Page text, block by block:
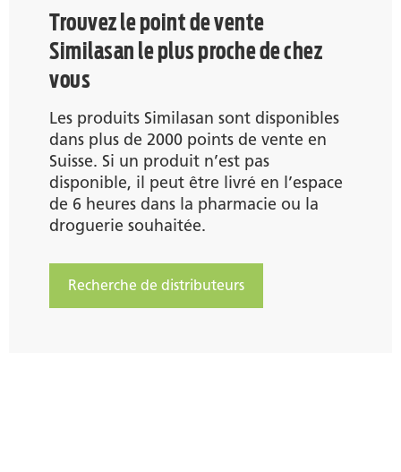
Trouvez le point de vente
Similasan le plus proche de chez
vous
Les produits Similasan sont disponibles
dans plus de 2000 points de vente en
Suisse. Si un produit n’est pas
disponible, il peut être livré en l’espace
de 6 heures dans la pharmacie ou la
droguerie souhaitée.
Recherche de distributeurs